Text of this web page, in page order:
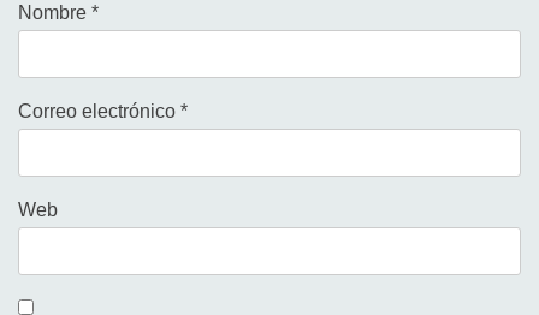
Nombre *
Correo electrónico *
Web